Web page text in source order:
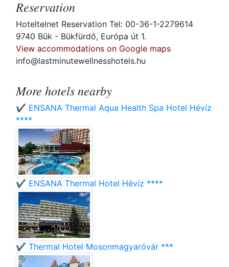
Reservation
Hoteltelnet Reservation Tel: 00-36-1-2279614
9740 Bük - Bükfürdő, Európa út 1.
View accommodations on Google maps
info@lastminutewellnesshotels.hu
More hotels nearby
✔️ ENSANA Thermal Aqua Health Spa Hotel Hévíz
****
✔️ ENSANA Thermal Hotel Hévíz ****
✔️ Thermal Hotel Mosonmagyaróvár ***